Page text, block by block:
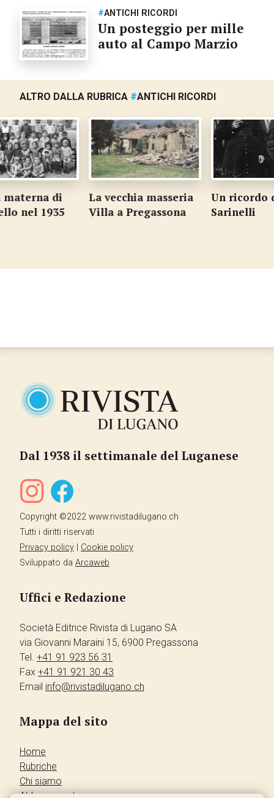
#ANTICHI RICORDI
Un posteggio per mille
auto al Campo Marzio
ALTRO DALLA RUBRICA #ANTICHI RICORDI
di
nel 1935
La vecchia masseria
Villa a Pregassona
Un ricordo
Sarinelli
…
Dal 1938 il settimanale del Luganese
Copyright ©2022 www.rivistadilugano.ch
Tutti i diritti riservati
Privacy policy
Cookie policy
Sviluppato da Arcaweb
Uffici e Redazione
Società Editrice Rivista di Lugano SA
via Giovanni Maraini 15, 6900 Pregassona
Tel. +41 91 923 56 31
Fax +41 91 921 30 43
Email info@rivistadilugano.ch
Mappa del sito
Home
Rubriche
Chi siamo